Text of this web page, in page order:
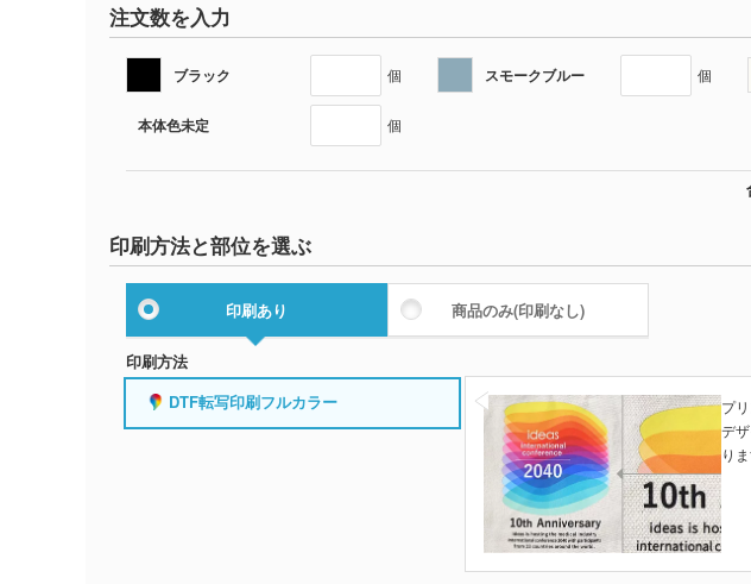
注文数を入力
ブラック 個 スモークブルー 個
本体色未定 個
印刷方法と部位を選ぶ
印刷あり 商品のみ(印刷なし)
印刷方法
DTF転写印刷フルカラー
プ
デ
り